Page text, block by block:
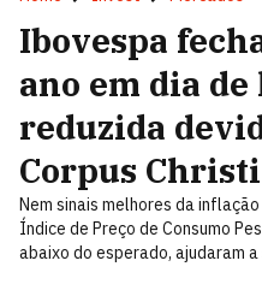
Ibovespa
ano em dia
reduzida
Corpus Christi
Nem sinais melhores da
Índice de Preço de Consumo
abaixo do esperado, ajudaram